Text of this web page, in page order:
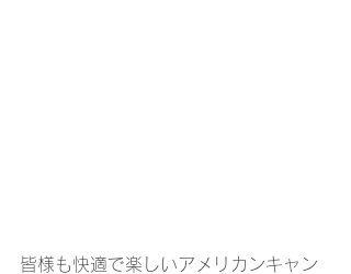
皆様も快適で楽しいアメリカンキャン